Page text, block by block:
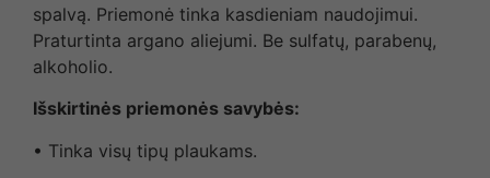
spalvą. Priemonė tinka kasdieniam naudojimui.
Praturtinta argano aliejumi. Be sulfatų, parabenų,
alkoholio.
Išskirtinės priemonės savybės:
• Tinka visų tipų plaukams.